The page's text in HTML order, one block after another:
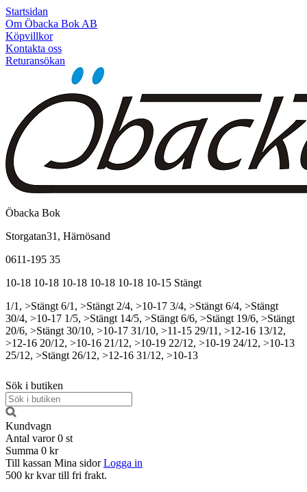
Startsidan
Om Öbacka Bok AB
Köpvillkor
Kontakta oss
Returansökan
Öbacka Bok
Storgatan31, Härnösand
0611-195 35
10-18 10-18 10-18 10-18 10-18 10-15 Stängt
1/1, >Stängt 6/1, >Stängt 2/4, >10-17 3/4, >Stängt 6/4, >Stängt
30/4, >10-17 1/5, >Stängt 14/5, >Stängt 6/6, >Stängt 19/6, >Stängt
20/6, >Stängt 30/10, >10-17 31/10, >11-15 29/11, >12-16 13/12,
>12-16 20/12, >10-16 21/12, >10-19 22/12, >10-19 24/12, >10-13
25/12, >Stängt 26/12, >12-16 31/12, >10-13
Sök i butiken
Kundvagn
Antal varor 0 st
Summa 0 kr
Till kassan Mina sidor Logga in
500 kr kvar till fri frakt.